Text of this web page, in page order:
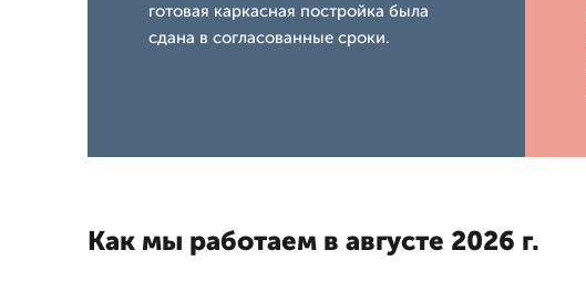
готовая каркасная постройка была
сдана в согласованные сроки.
Как мы работаем в августе 2026 г.